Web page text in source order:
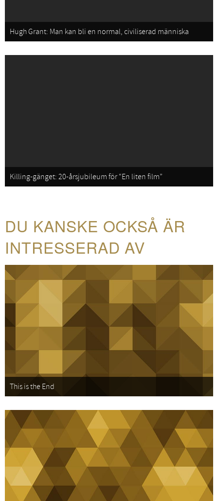
Hugh Grant: Man kan bli en normal, civiliserad människa
Killing-gänget: 20-årsjubileum för “En liten film”
DU KANSKE OCKSÅ ÄR
INTRESSERAD AV
This is the End